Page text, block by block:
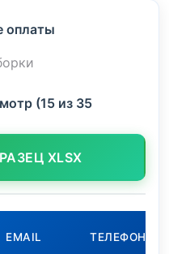
оплаты
(15 из 35
XLSX
EMAIL ТЕЛЕФОН